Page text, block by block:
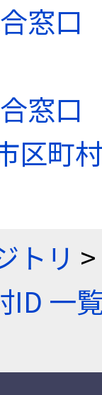
窓口
窓口
区町
トリ >
ID 一